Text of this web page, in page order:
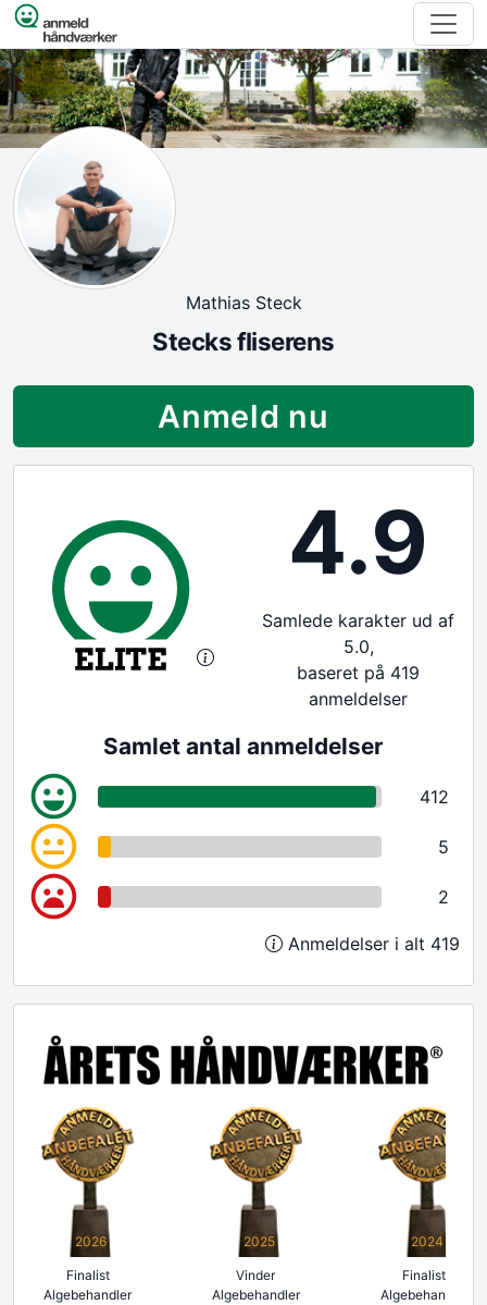
Spring til indhold
Mathias Steck
Stecks fliserens
Anmeld nu
4.9
Samlede karakter ud af
5.0,
baseret på 419
anmeldelser
Samlet antal anmeldelser
412
5
2
Anmeldelser i alt 419
2026
Finalist
Algebehandler
2025
Vinder
Algebehandler
2024
Finalist
Algebehandler